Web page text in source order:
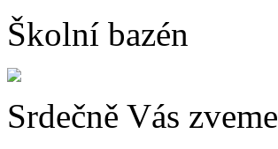
Školní bazén
Srdečně Vás zveme